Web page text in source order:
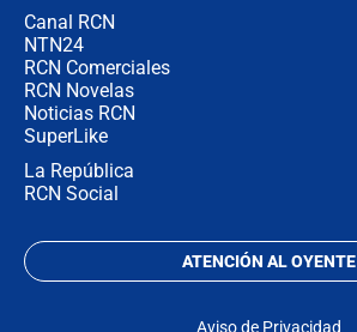
Canal RCN
NTN24
RCN Comerciales
RCN Novelas
Noticias RCN
SuperLike
La República
RCN Social
ATENCIÓN AL OYENTE
Aviso de Privacidad